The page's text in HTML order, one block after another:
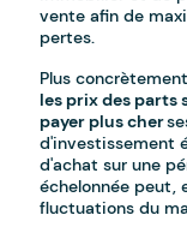
vente afin de
pertes.
Plus
les prix des parts
payer plus cher
d'investissement
d'achat sur une
échelonnée peut,
fluctuations du